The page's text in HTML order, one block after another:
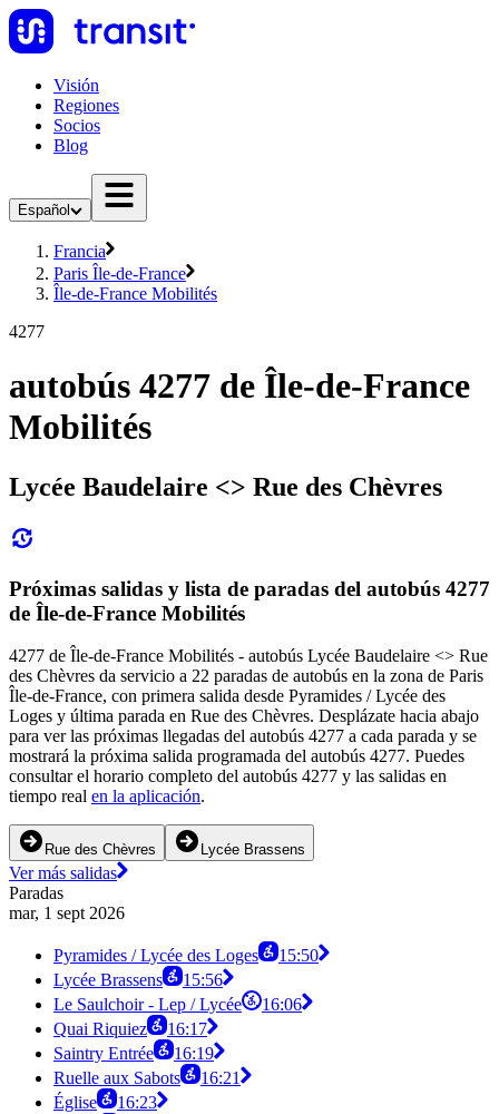
Visión
Regiones
Socios
Blog
Español
Francia
Paris Île-de-France
Île-de-France Mobilités
4277
autobús 4277 de Île-de-France
Mobilités
Lycée Baudelaire <> Rue des Chèvres
Próximas salidas y lista de paradas del autobús 4277
de Île-de-France Mobilités
4277 de Île-de-France Mobilités - autobús Lycée Baudelaire <> Rue
des Chèvres da servicio a 22 paradas de autobús en la zona de Paris
Île-de-France, con primera salida desde Pyramides / Lycée des
Loges y última parada en Rue des Chèvres. Desplázate hacia abajo
para ver las próximas llegadas del autobús 4277 a cada parada y se
mostrará la próxima salida programada del autobús 4277. Puedes
consultar el horario completo del autobús 4277 y las salidas en
tiempo real en la aplicación.
Rue des Chèvres Lycée Brassens
Ver más salidas
Paradas
mar, 1 sept 2026
Pyramides / Lycée des Loges
15:50
Lycée Brassens
15:56
Le Saulchoir - Lep / Lycée
16:06
Quai Riquiez
16:17
Saintry Entrée
16:19
Ruelle aux Sabots
16:21
Église
16:23